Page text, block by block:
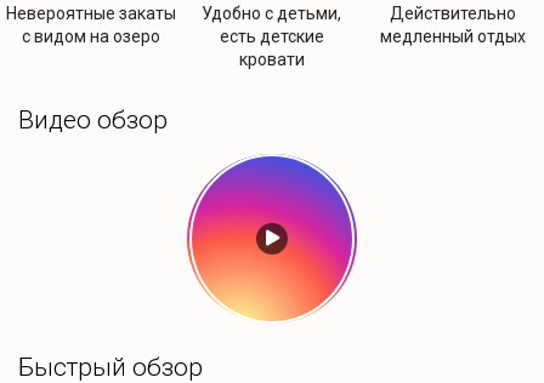
Невероятные закаты
с видом на озеро
Удобно с детьми,
есть детские
кровати
Действительно
медленный отдых
Видео обзор
Быстрый обзор